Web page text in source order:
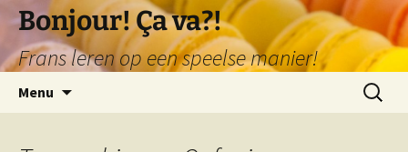
naar
de
inhoud
Bonjour! Ça va?!
Frans leren op een speelse manier!
Menu
Zoeken
naar: